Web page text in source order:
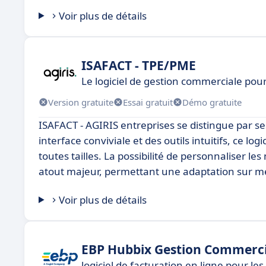
Voir plus de détails
ISAFACT - TPE/PME
Le logiciel de gestion commerciale pour
Version gratuite Essai gratuit Démo gratuite
ISAFACT - AGIRIS entreprises se distingue par
interface conviviale et des outils intuitifs, ce
toutes tailles. La possibilité de personnaliser
atout majeur, permettant une adaptation sur
Voir plus de détails
EBP Hubbix Gestion